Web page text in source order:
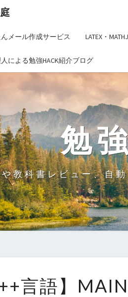
メール作成サービス LATEX・
による勉強HACK紹介ブログ
勉
教科書レビュー、自
言語】